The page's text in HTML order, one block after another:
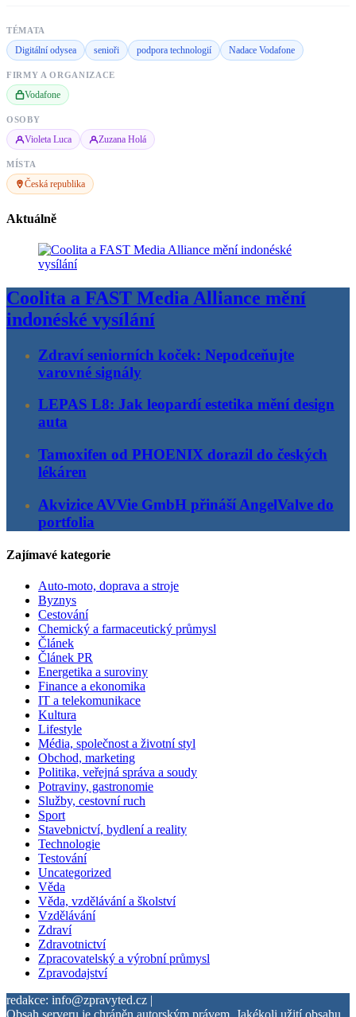
TÉMATA
Digitální odysea senioři podpora technologií Nadace Vodafone
FIRMY A ORGANIZACE
Vodafone
OSOBY
Violeta Luca Zuzana Holá
MÍSTA
Česká republika
Aktuálně
Coolita a FAST Media Alliance mění
indonéské vysílání
Zdraví seniorních koček: Nepodceňujte
varovné signály
LEPAS L8: Jak leopardí estetika mění design
auta
Tamoxifen od PHOENIX dorazil do českých
lékáren
Akvizice AVVie GmbH přináší AngelValve do
portfolia
Zajímavé kategorie
Auto-moto, doprava a stroje
Byznys
Cestování
Chemický a farmaceutický průmysl
Článek
Článek PR
Energetika a suroviny
Finance a ekonomika
IT a telekomunikace
Kultura
Lifestyle
Média, společnost a životní styl
Obchod, marketing
Politika, veřejná správa a soudy
Potraviny, gastronomie
Služby, cestovní ruch
Sport
Stavebnictví, bydlení a reality
Technologie
Testování
Uncategorized
Věda
Věda, vzdělávání a školství
Vzdělávání
Zdraví
Zdravotnictví
Zpracovatelský a výrobní průmysl
Zpravodajství
redakce: info@zpravyted.cz |